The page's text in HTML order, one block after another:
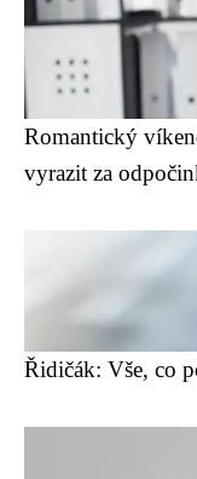
Romantický
vyrazit za
Řidičák: Vše, co